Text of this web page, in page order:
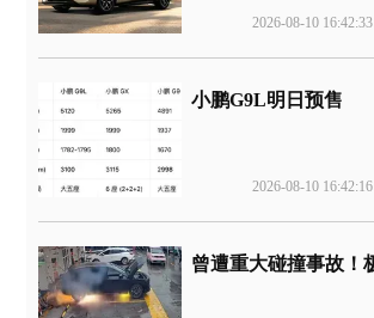
2026-08-10 16:42:33
小鹏G9L明日预售
2026-08-10 16:42:16